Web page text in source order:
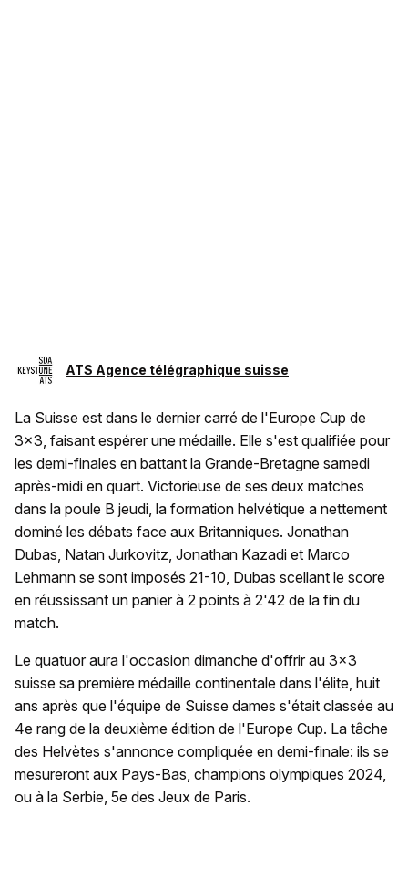
ATS Agence télégraphique suisse
La Suisse est dans le dernier carré de l'Europe Cup de
3x3, faisant espérer une médaille. Elle s'est qualifiée pour
les demi-finales en battant la Grande-Bretagne samedi
après-midi en quart. Victorieuse de ses deux matches
dans la poule B jeudi, la formation helvétique a nettement
dominé les débats face aux Britanniques. Jonathan
Dubas, Natan Jurkovitz, Jonathan Kazadi et Marco
Lehmann se sont imposés 21-10, Dubas scellant le score
en réussissant un panier à 2 points à 2'42 de la fin du
match.
Le quatuor aura l'occasion dimanche d'offrir au 3x3
suisse sa première médaille continentale dans l'élite, huit
ans après que l'équipe de Suisse dames s'était classée au
4e rang de la deuxième édition de l'Europe Cup. La tâche
des Helvètes s'annonce compliquée en demi-finale: ils se
mesureront aux Pays-Bas, champions olympiques 2024,
ou à la Serbie, 5e des Jeux de Paris.